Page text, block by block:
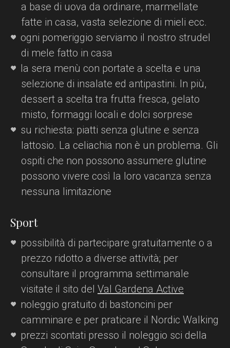
a base di uova da ordinare, marmellate
fatte in casa, vasta selezione di mieli ecc.
ogni pomeriggio serviamo il nostro strudel
di mele fatto in casa
la sera menù con portate a scelta e una
selezione di insalate ed antipastini. In più,
dessert a scelta tra frutta fresca, gelato
misto, formaggi locali e dolci sorprese
su richiesta: piatti senza glutine e senza
lattosio. La celiachia non è un problema. Gli
ospiti che non possono assumere glutine
possono vivere così la loro vacanza senza
nessuna limitazione
Sport
possibilità di partecipare gratuitamente o a
prezzo ridotto a diverse attività; per
consultare il programma settimanale
visitate il sito del Val Gardena Active
noleggio gratuito di bastoncini per
camminare e per praticare il Nordic Walking
prezzi scontati presso il noleggio sci della